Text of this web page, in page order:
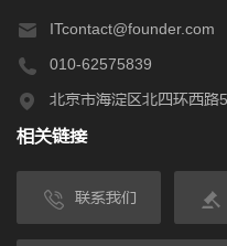
ITcontact@founder.com
010-62575839
北京市海淀区北四环西路
相关链接
联系我们